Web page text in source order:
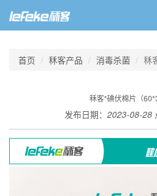
首页 秝客产品 消毒杀菌 秝
秝客*碘伏棉片（
发布日期： 2023-08-28